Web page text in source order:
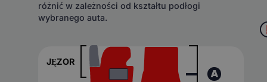
różnić w zależności od kształtu podłogi
wybranego auta.
JĘZOR
A